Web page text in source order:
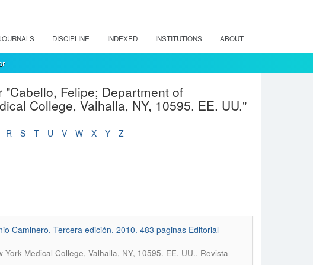
DISCIPLINE INDEXED INSTITUTIONS ABOUT
Felipe; Department of
College, Valhalla, NY, 10595. EE. UU."
R S T U V W X Y
Z
Caminero. Tercera edición. 2010. 483 paginas Editorial
Medical College, Valhalla, NY, 10595. EE. UU.. Revista